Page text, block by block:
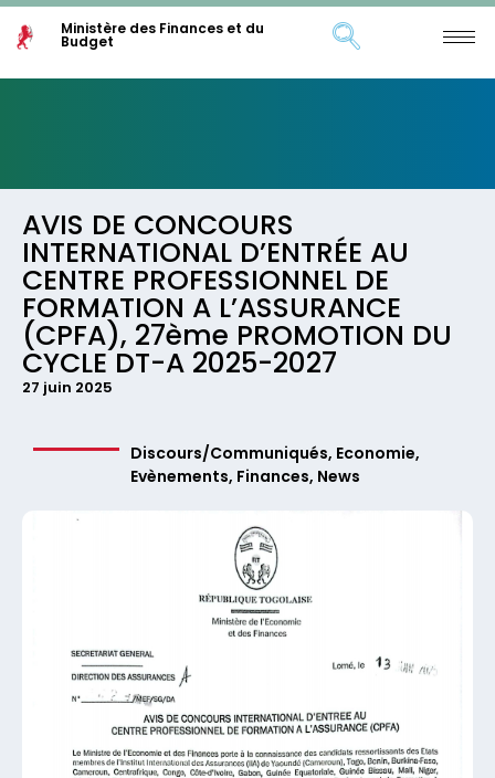
Ministère des Finances et du
Budget
AVIS DE CONCOURS
INTERNATIONAL D’ENTRÉE AU
CENTRE PROFESSIONNEL DE
FORMATION A L’ASSURANCE
(CPFA), 27ème PROMOTION DU
CYCLE DT-A 2025-2027
27 juin 2025
Discours/Communiqués, Economie,
Evènements, Finances, News